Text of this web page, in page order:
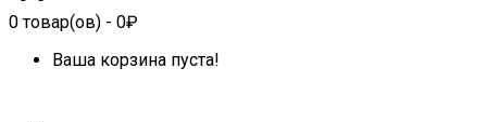
0товар(ов) - 0₽
Ваша корзина пуста!